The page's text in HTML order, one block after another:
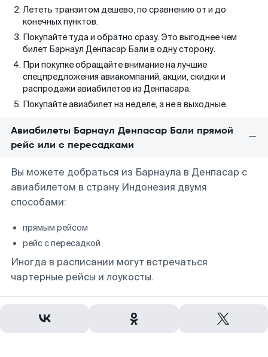
Лететь транзитом дешево, по сравнению от и до
конечных пунктов.
Покупайте туда и обратно сразу. Это выгоднее чем
билет Барнаул Денпасар Бали в одну сторону.
При покупке обращайте внимание на лучшие
спецпредложения авиакомпаний, акции, скидки и
распродажи авиабилетов из Денпасара.
Покупайте авиабилет на неделе, а не в выходные.
Авиабилеты Барнаул Денпасар Бали прямой
рейс или с пересадками
Вы можете добраться из Барнаула в Денпасар с
авиабилетом в страну Индонезия двумя
способами:
прямым рейсом
рейс с пересадкой
Иногда в расписании могут встречаться
чартерные рейсы и лоукосты.